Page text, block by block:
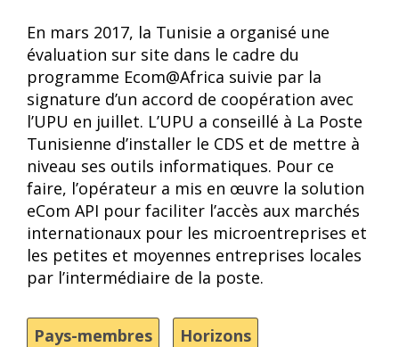
En mars 2017, la Tunisie a organisé une
évaluation sur site dans le cadre du
programme Ecom@Africa suivie par la
signature d’un accord de coopération avec
l’UPU en juillet. L’UPU a conseillé à La Poste
Tunisienne d’installer le CDS et de mettre à
niveau ses outils informatiques. Pour ce
faire, l’opérateur a mis en œuvre la solution
eCom API pour faciliter l’accès aux marchés
internationaux pour les microentreprises et
les petites et moyennes entreprises locales
par l’intermédiaire de la poste.
Pays-membres
Horizons